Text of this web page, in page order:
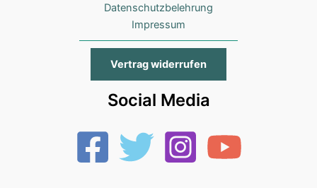
Datenschutzbelehrung
Impressum
Vertrag widerrufen
Social Media